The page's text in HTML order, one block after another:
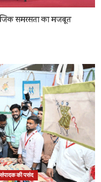
समरसता का मजबूत
संपादक की पसंद